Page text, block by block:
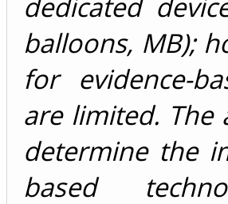
balloons, MB);
for evidence-
are limited.
determine the
based